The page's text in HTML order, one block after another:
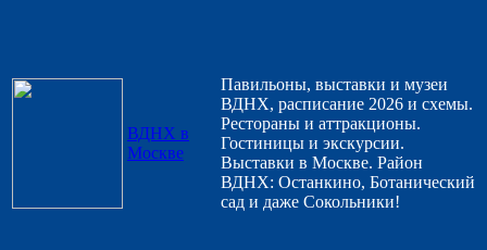
ВДНХ в
Москве
Павильоны, выставки и музеи
ВДНХ, расписание 2026 и схемы.
Рестораны и аттракционы.
Гостиницы и экскурсии.
Выставки в Москве. Район
ВДНХ: Останкино, Ботанический
сад и даже Сокольники!